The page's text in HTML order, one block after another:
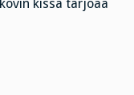
kissa tarjoaa